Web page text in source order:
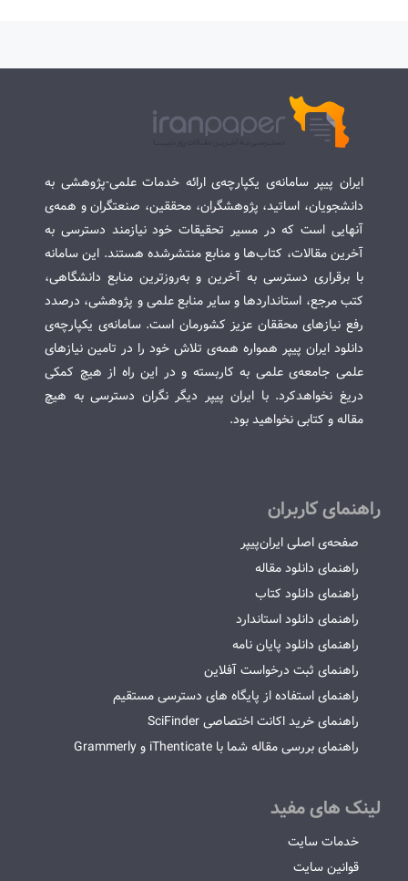
ایران پیپر سامانه‌ی یکپارچه‌ی ارائه خدمات علمی-پژوهشی به
دانشجویان، اساتید، پژوهشگران، محققین، صنعتگران و همه‌ی
آنهایی است که در مسیر تحقیقات خود نیازمند دسترسی به
آخرین مقالات، کتاب‌ها و منابع منتشرشده هستند. این سامانه
با برقراری دسترسی به آخرین و به‌روزترین منابع دانشگاهی،
کتب مرجع، استانداردها و سایر منابع علمی و پژوهشی، درصدد
رفع نیازهای محققان عزیز کشورمان است. سامانه‌ی یکپارچه‌ی
دانلود ایران پیپر همواره همه‌ی تلاش خود را در تامین نیازهای
علمی جامعه‌ی علمی به کاربسته و در این راه از هیچ کمکی
دریغ نخواهدکرد. با ایران پیپر دیگر نگران دسترسی به هیچ
مقاله و کتابی نخواهید بود.
راهنمای کاربران
صفحه‌ی اصلی ایران‌پیپر
راهنمای دانلود مقاله
راهنمای دانلود کتاب
راهنمای دانلود استاندارد
راهنمای دانلود پایان نامه
راهنمای ثبت درخواست آفلاین
راهنمای استفاده از پایگاه های دسترسی مستقیم
راهنمای خرید اکانت اختصاصی SciFinder
راهنمای بررسی مقاله شما با iThenticate و Grammerly
لینک های مفید
خدمات سایت
قوانین سایت